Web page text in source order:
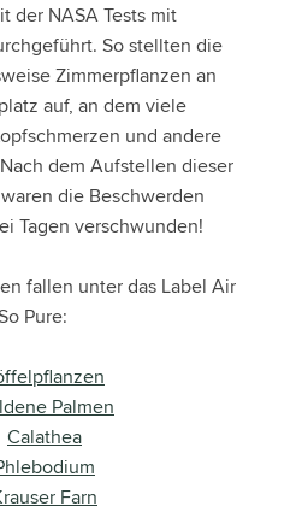
der NASA Tests mit
So stellten die
Zimmerpflanzen an
auf, an dem viele
und andere
dem Aufstellen dieser
die Beschwerden
Tagen verschwunden!
fallen unter das Label Air
Pure:
Palmen
Calathea
Farn